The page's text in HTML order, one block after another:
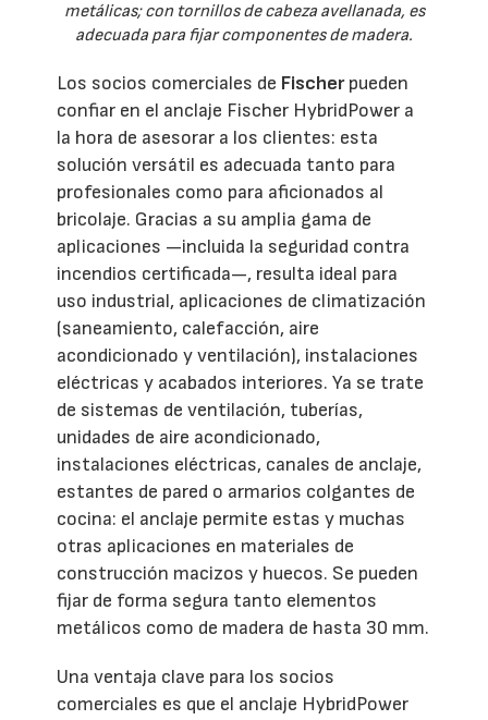
metálicas; con tornillos de cabeza avellanada, es
adecuada para fijar componentes de madera.
Los socios comerciales de Fischerpueden
confiar en el anclaje Fischer HybridPower a
la hora de asesorar a los clientes: esta
solución versátil es adecuada tanto para
profesionales como para aficionados al
bricolaje. Gracias a su amplia gama de
aplicaciones —incluida la seguridad contra
incendios certificada—, resulta ideal para
uso industrial, aplicaciones de climatización
(saneamiento, calefacción, aire
acondicionado y ventilación), instalaciones
eléctricas y acabados interiores. Ya se trate
de sistemas de ventilación, tuberías,
unidades de aire acondicionado,
instalaciones eléctricas, canales de anclaje,
estantes de pared o armarios colgantes de
cocina: el anclaje permite estas y muchas
otras aplicaciones en materiales de
construcción macizos y huecos. Se pueden
fijar de forma segura tanto elementos
metálicos como de madera de hasta 30 mm.
Una ventaja clave para los socios
comerciales es que el anclaje HybridPower